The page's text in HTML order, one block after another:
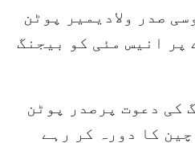
صدر ولادیمیر پوٹن
پر انیس مئی کو بیجنگ
کی دعوت پرصدر پوٹن
کا دورہ کر رہے